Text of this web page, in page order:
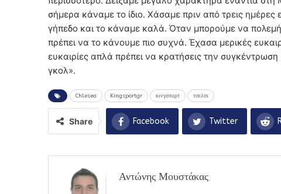
σήμερα κάναμε το ίδιο. Χάσαμε πριν από τρεις
γήπεδο και το κάναμε καλά. Όταν μπορούμε να
πρέπει να το κάνουμε πιο συχνά. Έχασα μερικές
ευκαιρίες απλά πρέπει να κρατήσεις την
γκολ».
Chlesea Kingsportgr κινγσπορτ τσελσι
Share Facebook Twitter
Αντώνης Μουστάκας